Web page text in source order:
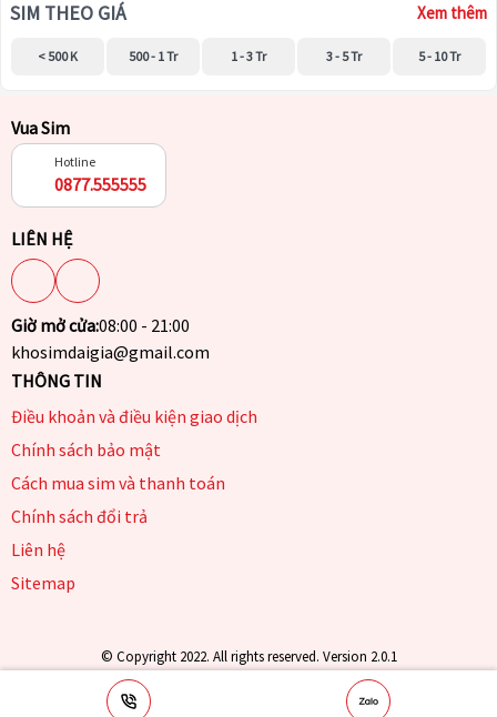
SIM THEO GIÁ Xem thêm
< 500 K 500 - 1 Tr 1 - 3 Tr 3 - 5 Tr 5 - 10 Tr
Vua Sim
Hotline
0877.555555
LIÊN HỆ
Giờ mở cửa:08:00 - 21:00
khosimdaigia@gmail.com
THÔNG TIN
Điều khoản và điều kiện giao dịch
Chính sách bảo mật
Cách mua sim và thanh toán
Chính sách đổi trả
Liên hệ
Sitemap
© Copyright 2022. All rights reserved. Version 2.0.1